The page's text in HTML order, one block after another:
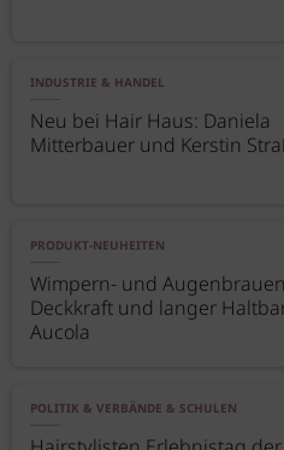
INDUSTRIE & HANDEL
Neu bei Hair Haus: Daniela
Mitterbauer und Kerstin
PRODUKT-NEUHEITEN
Wimpern- und
Deckkraft und langer
Aucola
POLITIK & VERBÄNDE & SCHULEN